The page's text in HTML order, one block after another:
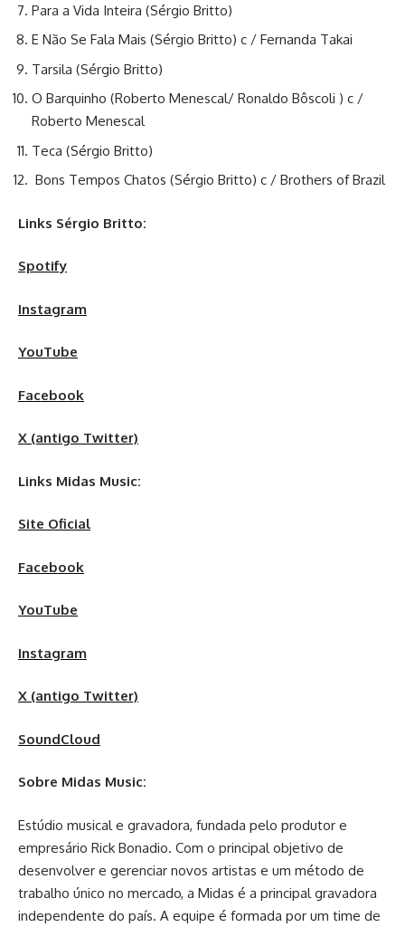
Para a Vida Inteira (Sérgio Britto)
E Não Se Fala Mais (Sérgio Britto) c / Fernanda Takai
Tarsila (Sérgio Britto)
O Barquinho (Roberto Menescal/ Ronaldo Bôscoli ) c /
Roberto Menescal
Teca (Sérgio Britto)
Bons Tempos Chatos (Sérgio Britto) c / Brothers of Brazil
Links Sérgio Britto:
Spotify
Instagram
YouTube
Facebook
X (antigo Twitter)
Links Midas Music:
Site Oficial
Facebook
YouTube
Instagram
X (antigo Twitter)
SoundCloud
Sobre Midas Music:
Estúdio musical e gravadora, fundada pelo produtor e
empresário Rick Bonadio. Com o principal objetivo de
desenvolver e gerenciar novos artistas e um método de
trabalho único no mercado, a Midas é a principal gravadora
independente do país. A equipe é formada por um time de